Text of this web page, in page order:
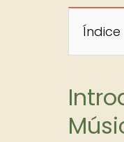
Índice